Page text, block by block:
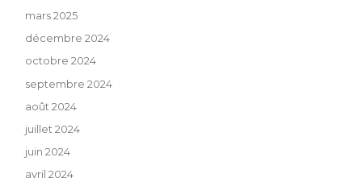
mars 2025
décembre 2024
octobre 2024
septembre 2024
août 2024
juillet 2024
juin 2024
avril 2024